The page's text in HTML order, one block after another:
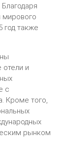
мирового
год также
и
с
Кроме того,
рынком